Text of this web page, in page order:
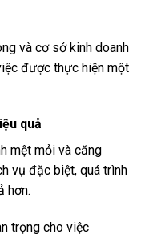
và cơ sở kinh doanh
được thực hiện một
quả
mệt mỏi và căng
vụ đặc biệt, quá trình
hơn.
trọng cho việc